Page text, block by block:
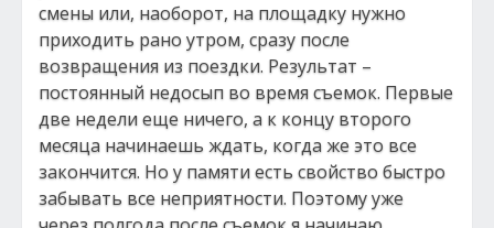
смены или, наоборот, на площадку нужно
приходить рано утром, сразу после
возвращения из поездки. Результат –
постоянный недосып во время съемок. Первые
две недели еще ничего, а к концу второго
месяца начинаешь ждать, когда же это все
закончится. Но у памяти есть свойство быстро
забывать все неприятности. Поэтому уже